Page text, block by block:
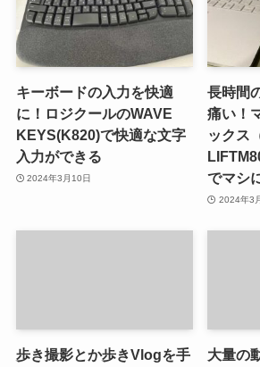
キーボードの入力を快適
に！ロジクールのWAVE
KEYS(K820)で快適な文字
入力ができる
2024年3月10日
長時間
痛い！
ックス
でマシ
2024年3
歩き撮影とか歩きVlogを手 大量の